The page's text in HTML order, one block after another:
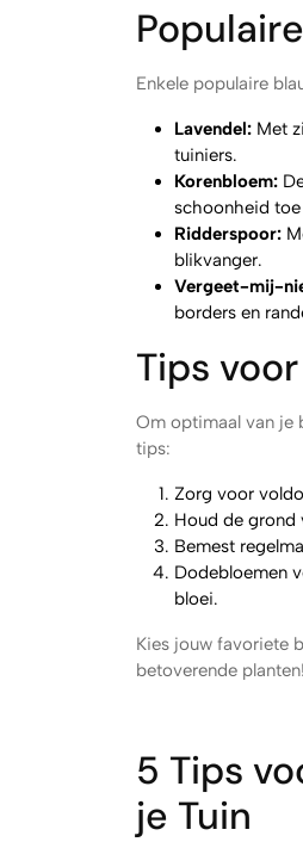
Enkele populaire
Lavendel: Met
tuiniers.
Korenbloem:
schoonheid toe
Ridderspoor:
blikvanger.
Vergeet-mij-
borders en
Tips
Om optimaal van je
tips:
Zorg voor
Houd de grond
Bemest
Dodebloemen
bloei.
Kies jouw favoriete
betoverende planten!
5 Tips
je Tuin